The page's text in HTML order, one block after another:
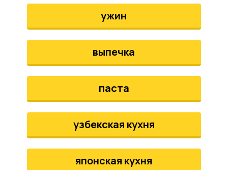
ужин
выпечка
паста
узбекская кухня
японская кухня